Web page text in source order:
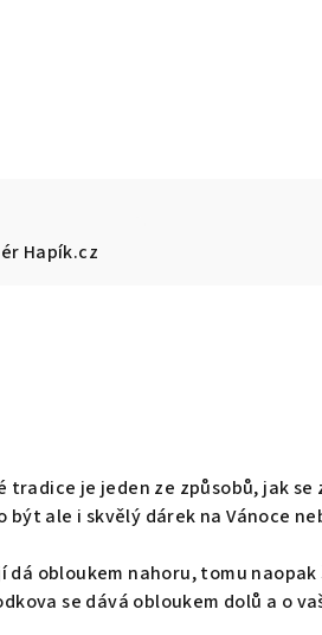
Hapík.cz
tradice je jeden ze způsobů, jak
ale i skvělý dárek na Vánoce
obloukem nahoru, tomu
se dává obloukem dolů a o